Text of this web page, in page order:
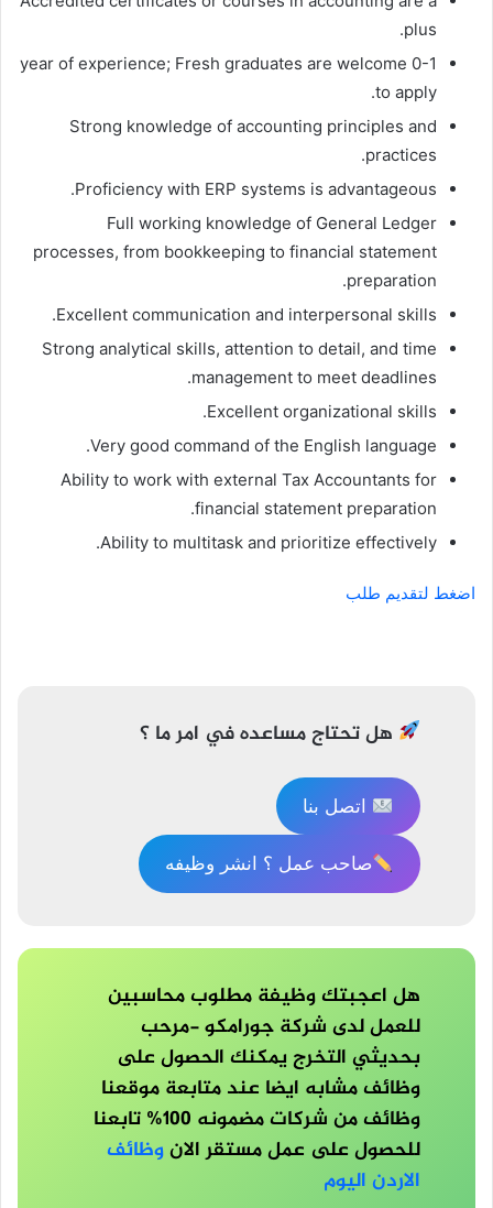
plus.
0-1 year of experience; Fresh graduates are welcome
to apply.
Strong knowledge of accounting principles and
practices.
Proficiency with ERP systems is advantageous.
Full working knowledge of General Ledger
processes, from bookkeeping to financial statement
preparation.
Excellent communication and interpersonal skills.
Strong analytical skills, attention to detail, and time
management to meet deadlines.
Excellent organizational skills.
Very good command of the English language.
Ability to work with external Tax Accountants for
financial statement preparation.
Ability to multitask and prioritize effectively.
اضغط لتقديم طلب
هل تحتاج مساعده في امر ما ؟
اتصل بنا
صاحب عمل ؟ انشر وظيفه
هل اعجبتك وظيفة مطلوب محاسبين
للعمل لدى شركة جورامكو -مرحب
بحديثي التخرج يمكنك الحصول على
وظائف مشابه ايضا عند متابعة موقعنا
وظائف من شركات مضمونه 100% تابعنا
للحصول على عمل مستقر الانوظائف
الاردن اليوم